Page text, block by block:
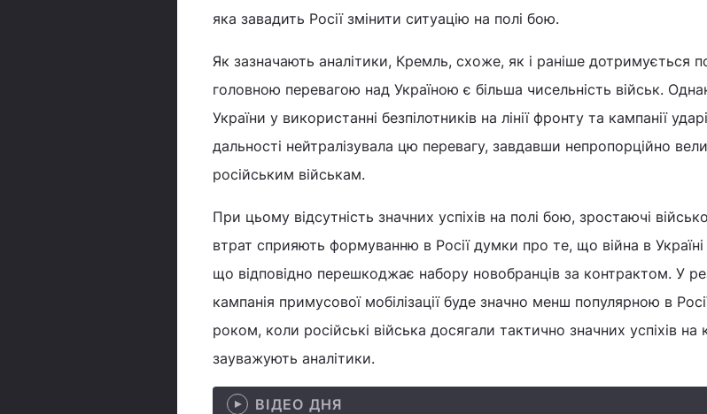
яка завадить Росії змінити ситуацію на полі бою.
Як зазначають аналітики, Кремль, схоже, як і раніше дотримується
головною перевагою над Україною є більша чисельність військ.
України у використанні безпілотників на лінії фронту та кампанії
дальності нейтралізувала цю перевагу, завдавши непропорційно
російським військам.
При цьому відсутність значних успіхів на полі бою, зростаючі
втрат сприяють формуванню в Росії думки про те, що війна в
що відповідно перешкоджає набору новобранців за контрактом. У
кампанія примусової мобілізації буде значно менш популярною в
роком, коли російські війська досягали тактично значних успіхів на
зауважують аналітики.
ВІДЕО ДНЯ